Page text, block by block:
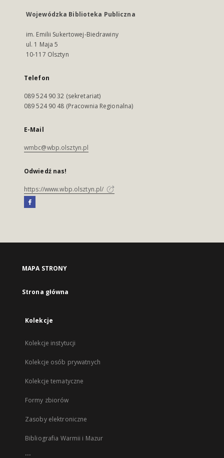
Wojewódzka Biblioteka Publiczna
im. Emilii Sukertowej-Biedrawiny
ul. 1 Maja 5
10-117 Olsztyn
Telefon
089 524 90 32 (sekretariat)
089 524 90 48 (Pracownia Regionalna)
E-Mail
wmbc@wbp.olsztyn.pl
Odwiedź nas!
https://www.wbp.olsztyn.pl/
MAPA STRONY
Strona główna
Kolekcje
Kolekcje instytucji
Kolekcje osób prywatnych
Kolekcje tematyczne
Formy zbiorów
Zasoby elektroniczne
Bibliografia Warmii i Mazur
...